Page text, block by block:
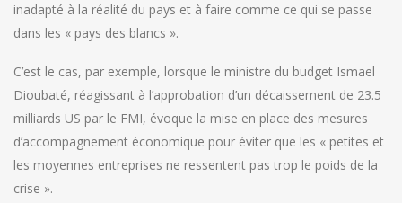
inadapté à la réalité du pays et à faire comme ce qui se passe
dans les « pays des blancs ».
C’est le cas, par exemple, lorsque le ministre du budget Ismael
Dioubaté, réagissant à l’approbation d’un décaissement de 23.5
milliards US par le FMI, évoque la mise en place des mesures
d’accompagnement économique pour éviter que les « petites et
les moyennes entreprises ne ressentent pas trop le poids de la
crise ».